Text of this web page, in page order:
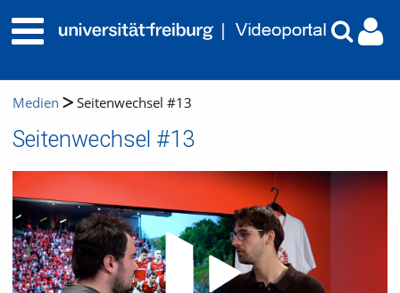
Medien Seitenwechsel #13
Seitenwechsel #13